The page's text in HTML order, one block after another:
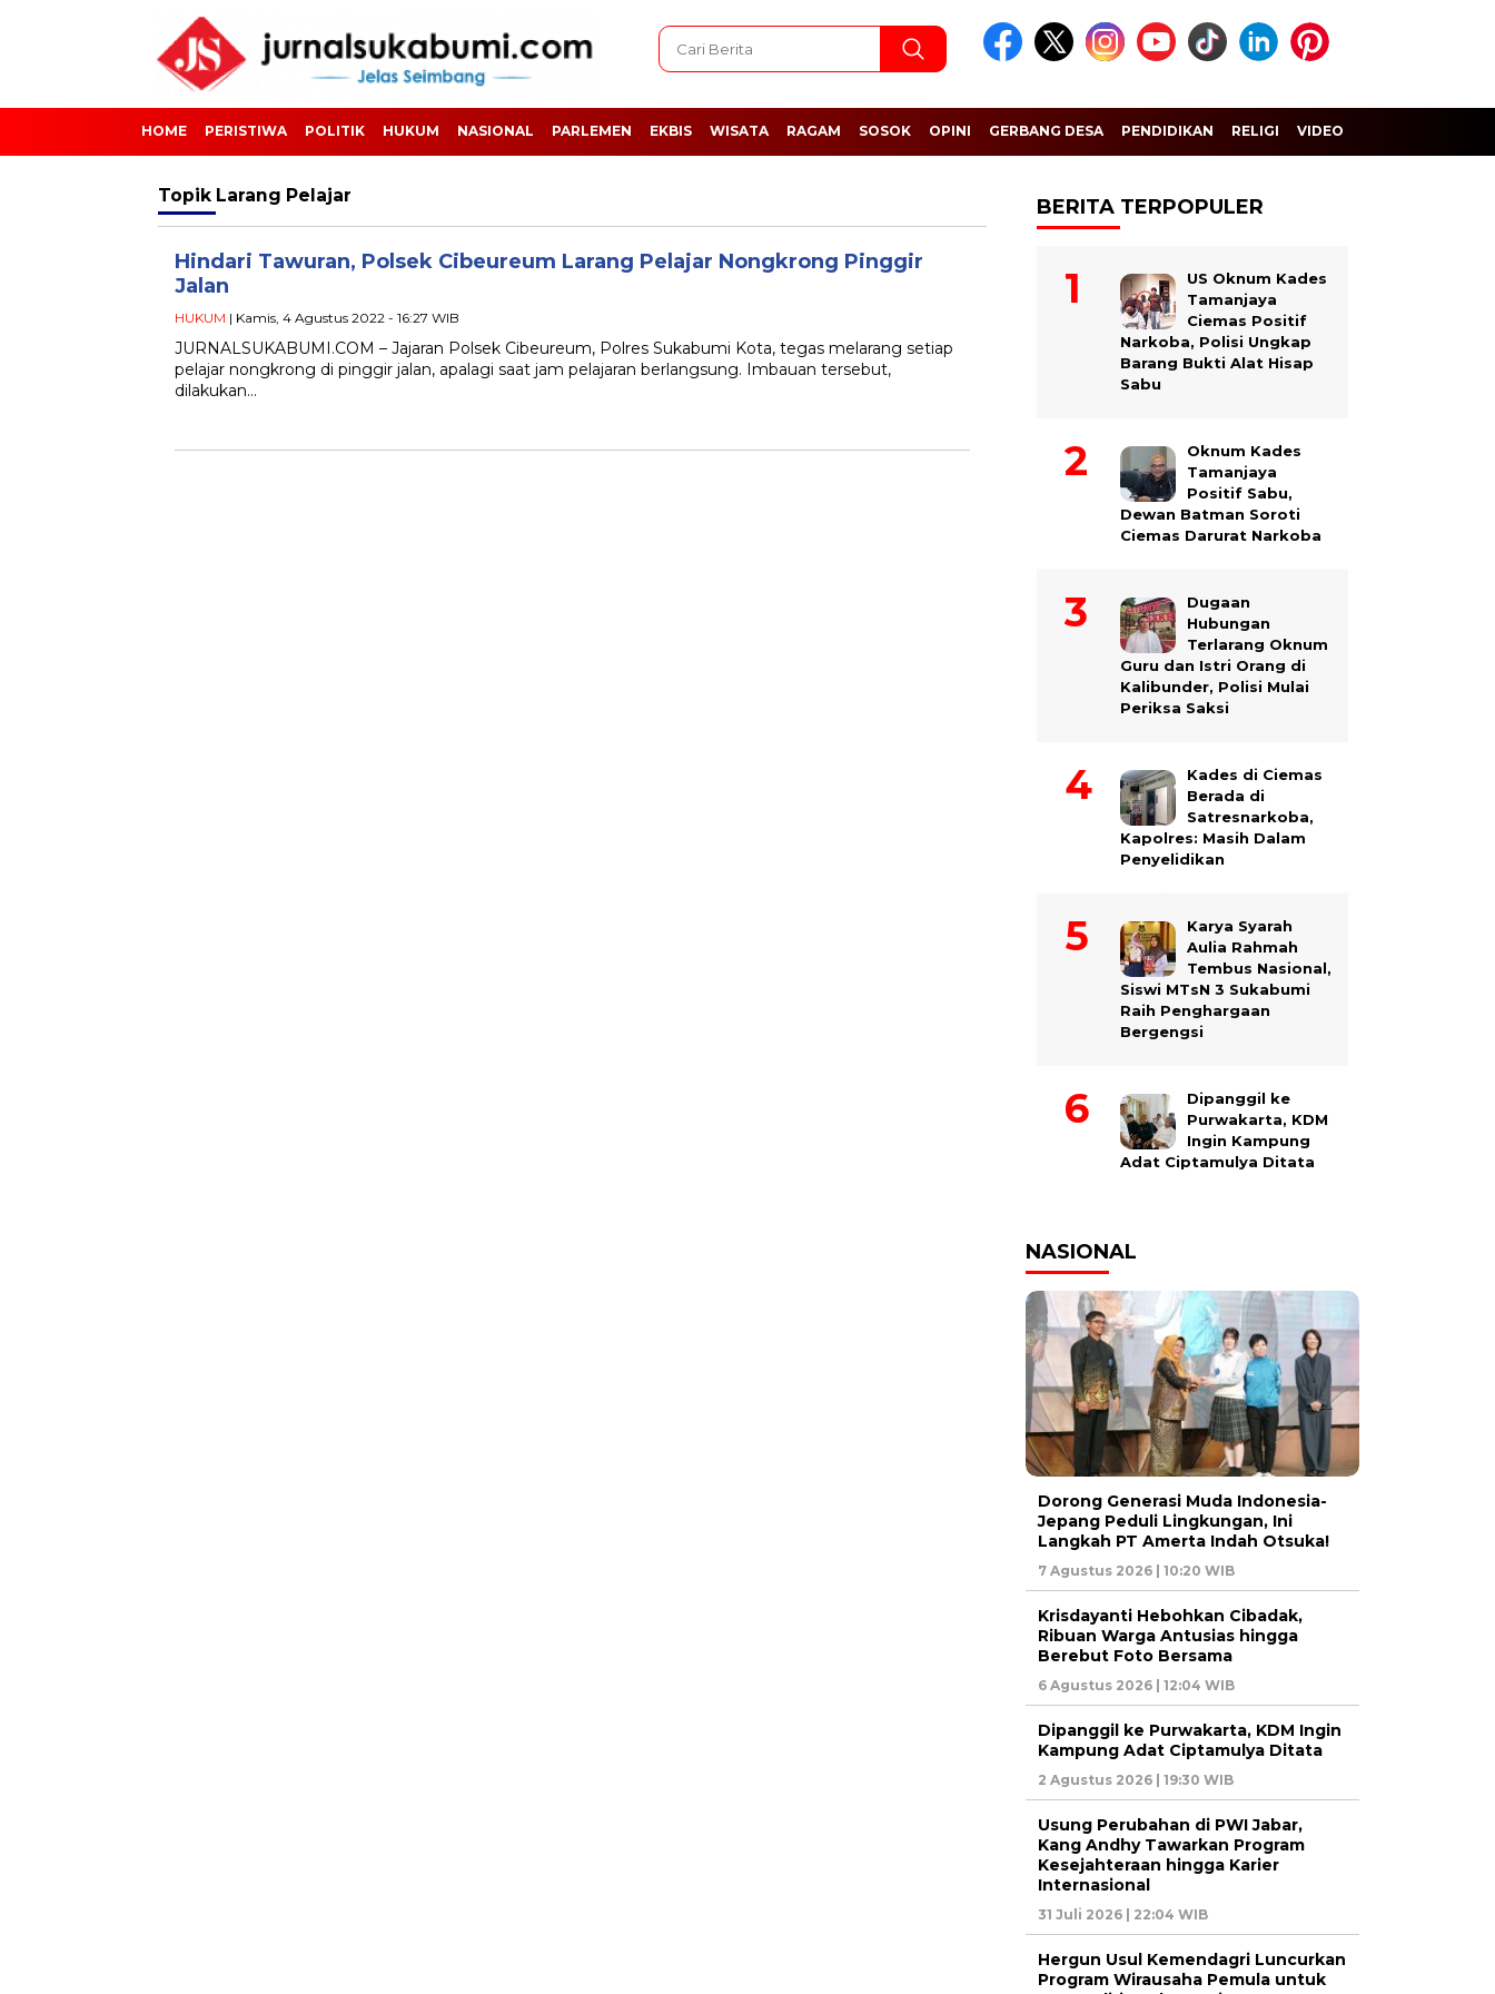
HOME PERISTIWA POLITIK HUKUM NASIONAL PARLEMEN EKBIS WISATA RAGAM SOSOK OPINI GERBANG DESA PENDIDIKAN RELIGI VIDEO
Topik Larang Pelajar
Hindari Tawuran, Polsek Cibeureum Larang Pelajar Nongkrong Pinggir
Jalan
HUKUM | Kamis, 4 Agustus 2022 - 16:27 WIB
JURNALSUKABUMI.COM – Jajaran Polsek Cibeureum, Polres Sukabumi Kota, tegas melarang setiap
pelajar nongkrong di pinggir jalan, apalagi saat jam pelajaran berlangsung. Imbauan tersebut,
dilakukan…
BERITA TERPOPULER
US Oknum Kades
Tamanjaya
Ciemas Positif
Narkoba, Polisi Ungkap
Barang Bukti Alat Hisap
Sabu
Oknum Kades
Tamanjaya
Positif Sabu,
Dewan Batman Soroti
Ciemas Darurat Narkoba
Dugaan
Hubungan
Terlarang Oknum
Guru dan Istri Orang di
Kalibunder, Polisi Mulai
Periksa Saksi
Kades di Ciemas
Berada di
Satresnarkoba,
Kapolres: Masih Dalam
Penyelidikan
Karya Syarah
Aulia Rahmah
Tembus Nasional,
Siswi MTsN 3 Sukabumi
Raih Penghargaan
Bergengsi
Dipanggil ke
Purwakarta, KDM
Ingin Kampung
Adat Ciptamulya Ditata
NASIONAL
Dorong Generasi Muda Indonesia-
Jepang Peduli Lingkungan, Ini
Langkah PT Amerta Indah Otsuka!
7 Agustus 2026 | 10:20 WIB
Krisdayanti Hebohkan Cibadak,
Ribuan Warga Antusias hingga
Berebut Foto Bersama
6 Agustus 2026 | 12:04 WIB
Dipanggil ke Purwakarta, KDM Ingin
Kampung Adat Ciptamulya Ditata
2 Agustus 2026 | 19:30 WIB
Usung Perubahan di PWI Jabar,
Kang Andhy Tawarkan Program
Kesejahteraan hingga Karier
Internasional
31 Juli 2026 | 22:04 WIB
Hergun Usul Kemendagri Luncurkan
Program Wirausaha Pemula untuk